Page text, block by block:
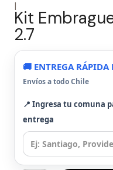
|
Kit
2.7
🚚 ENTREGA
Envíos a todo Chile
📍 Ingresa tu comuna
entrega